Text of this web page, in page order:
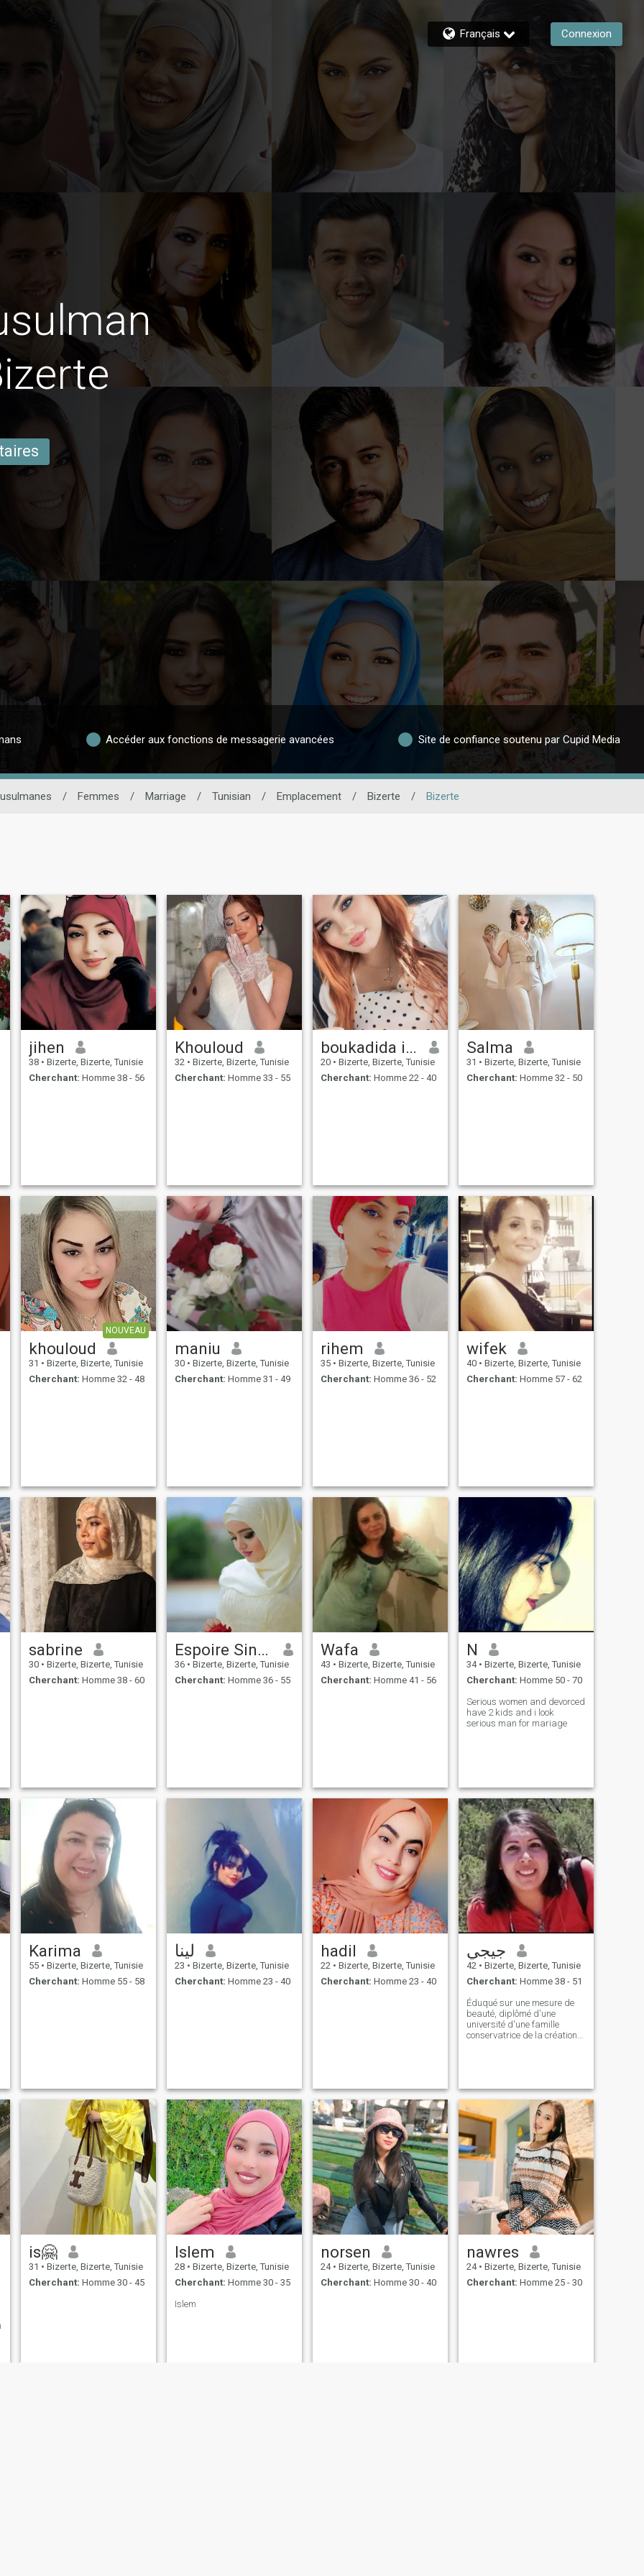
Français Connexion
Accéder aux fonctions de messagerie avancées Site de confiance soutenu par Cupid Media
/ Femmes / Marriage / Tunisian / Emplacement / Bizerte / Bizerte
jihen
38 • Bizerte, Bizerte, Tunisie
Cherchant: Homme 38 - 56
Khouloud
32 • Bizerte, Bizerte, Tunisie
Cherchant: Homme 33 - 55
boukadida islem
20 • Bizerte, Bizerte, Tunisie
Cherchant: Homme 22 - 40
Salma
31 • Bizerte, Bizerte, Tunisie
Cherchant: Homme 32 - 50
NOUVEAU
khouloud
31 • Bizerte, Bizerte, Tunisie
Cherchant: Homme 32 - 48
maniu
30 • Bizerte, Bizerte, Tunisie
Cherchant: Homme 31 - 49
rihem
35 • Bizerte, Bizerte, Tunisie
Cherchant: Homme 36 - 52
wifek
40 • Bizerte, Bizerte, Tunisie
Cherchant: Homme 57 - 62
sabrine
30 • Bizerte, Bizerte, Tunisie
Cherchant: Homme 38 - 60
Espoire Sincere
36 • Bizerte, Bizerte, Tunisie
Cherchant: Homme 36 - 55
Wafa
43 • Bizerte, Bizerte, Tunisie
Cherchant: Homme 41 - 56
N
34 • Bizerte, Bizerte, Tunisie
Cherchant: Homme 50 - 70
Serious women and devorced
have 2 kids and i look
serious man for mariage
Karima
55 • Bizerte, Bizerte, Tunisie
Cherchant: Homme 55 - 58
لينا
23 • Bizerte, Bizerte, Tunisie
Cherchant: Homme 23 - 40
hadil
22 • Bizerte, Bizerte, Tunisie
Cherchant: Homme 23 - 40
جيجي
42 • Bizerte, Bizerte, Tunisie
Cherchant: Homme 38 - 51
Éduqué sur une mesure de
beauté, diplômé d'une
université d'une famille
conservatrice de la création
is🤗
31 • Bizerte, Bizerte, Tunisie
Cherchant: Homme 30 - 45
Islem
28 • Bizerte, Bizerte, Tunisie
Cherchant: Homme 30 - 35
Islem
norsen
24 • Bizerte, Bizerte, Tunisie
Cherchant: Homme 30 - 40
nawres
24 • Bizerte, Bizerte, Tunisie
Cherchant: Homme 25 - 30